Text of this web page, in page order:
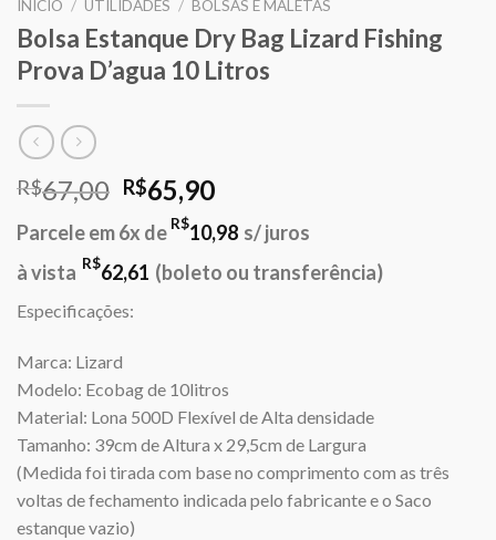
INÍCIO / UTILIDADES / BOLSAS E MALETAS
Bolsa Estanque Dry Bag Lizard Fishing
Prova D’agua 10 Litros
R$67,00 O
preço
original
era:
R$65,90O
atual
é:
Parcele em 6x de R$10,98 s/ juros
à vista R$62,61 (boleto ou transferência)
Especificações:
Marca: Lizard
Modelo: Ecobag de 10litros
Material: Lona 500D Flexível de Alta densidade
Tamanho: 39cm de Altura x 29,5cm de Largura
(Medida foi tirada com base no comprimento com as três
voltas de fechamento indicada pelo fabricante e o Saco
estanque vazio)